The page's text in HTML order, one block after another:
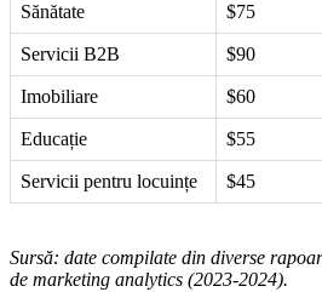
Sănătate $75
Servicii B2B $90
Imobiliare $60
Educație $55
Servicii pentru locuințe $45
Sursă: date compilate din diverse
de marketing analytics (2023-2024).